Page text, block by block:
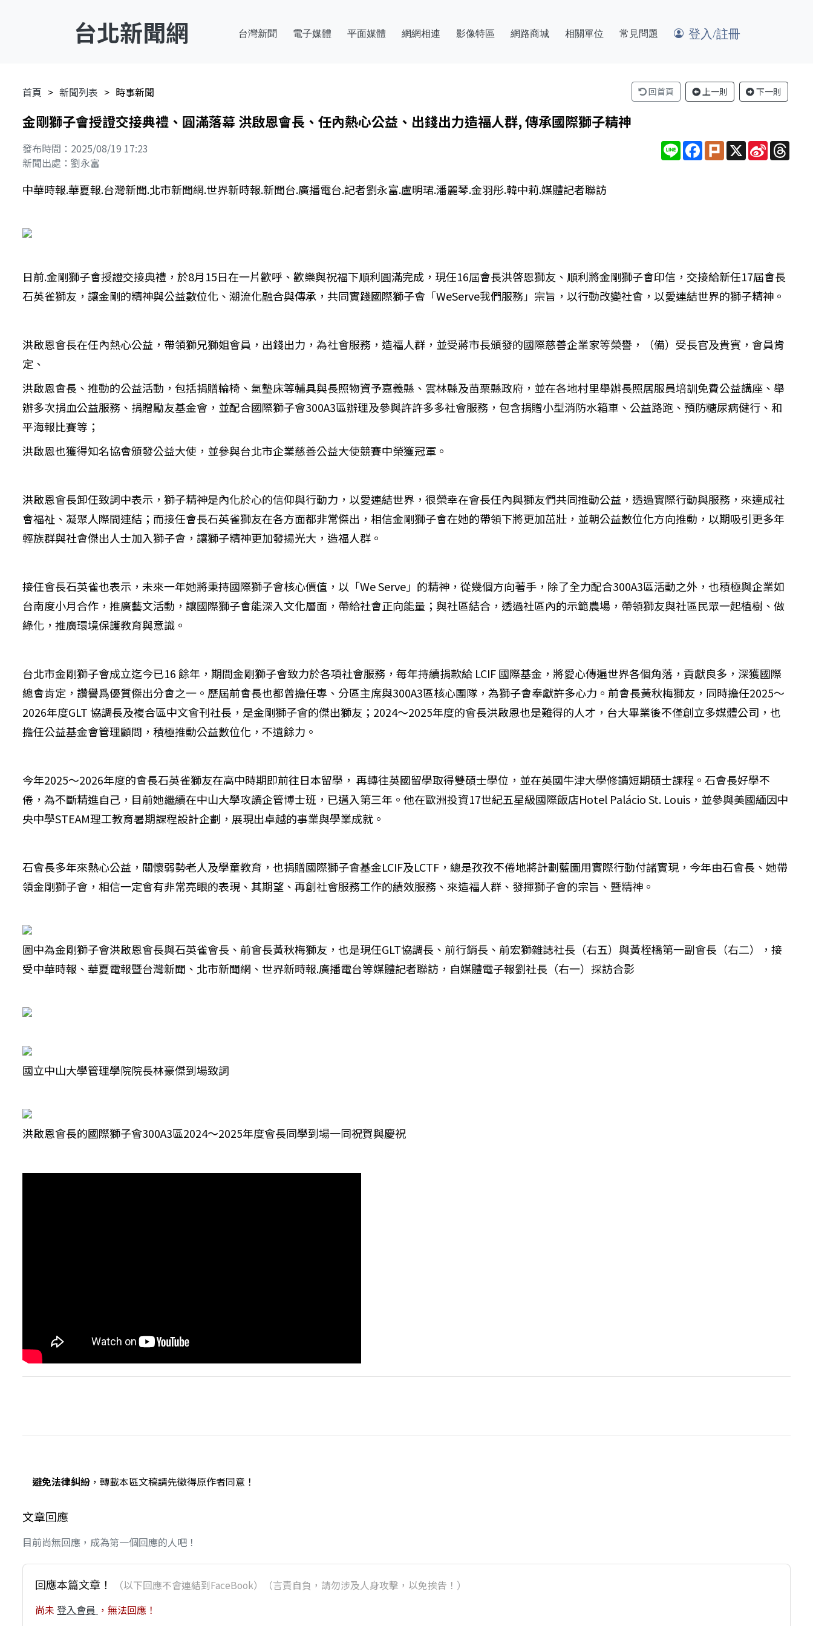
台北新聞網 台灣新聞 電子媒體 平面媒體 網網相連 影像特區 網路商城 相關單位 常見問題 登入/註冊
首頁 新聞列表 時事新聞 回首頁 上一則 下一則
金剛獅子會授證交接典禮、圓滿落幕 洪啟恩會長、任內熱心公益、出錢出力造福人群, 傳承國際獅子精神
發布時間：2025/08/19 17:23
新聞出處：劉永富
Line Facebook
PlurkX Sina
Weibo
中華時報.華夏報.台灣新聞.北市新聞網.世界新時報.新聞台.廣播電台.記者劉永富.盧明珺.潘麗琴.金羽彤.韓中莉.媒體記者聯訪
日前.金剛獅子會授證交接典禮，於8月15日在一片歡呼、歡樂與祝福下順利圓滿完成，現任16屆會長洪啓恩獅友、順利將金剛獅子會印信，交接給新任17屆會長
石英雀獅友，讓金剛的精神與公益數位化、潮流化融合與傳承，共同實踐國際獅子會「WeServe我們服務」宗旨，以行動改變社會，以愛連結世界的獅子精神。
洪啟恩會長在任內熱心公益，帶領獅兄獅姐會員，出錢出力，為社會服務，造福人群，並受蔣市長頒發的國際慈善企業家等榮譽，（備）受長官及貴賓，會員肯
定、
洪啟恩會長、推動的公益活動，包括捐贈輪椅、氣墊床等輔具與長照物資予嘉義縣、雲林縣及苗栗縣政府，並在各地村里舉辦長照居服員培訓免費公益講座、舉
辦多次捐血公益服務、捐贈勵友基金會，並配合國際獅子會300A3區辦理及參與許許多多社會服務，包含捐贈小型消防水箱車、公益路跑、預防糖尿病健行、和
平海報比賽等；
洪啟恩也獲得知名協會頒發公益大使，並參與台北市企業慈善公益大使競賽中榮獲冠軍。
洪啟恩會長卸任致詞中表示，獅子精神是內化於心的信仰與行動力，以愛連結世界，很榮幸在會長任內與獅友們共同推動公益，透過實際行動與服務，來達成社
會福祉、凝聚人際間連結；而接任會長石英雀獅友在各方面都非常傑出，相信金剛獅子會在她的帶領下將更加茁壯，並朝公益數位化方向推動，以期吸引更多年
輕族群與社會傑出人士加入獅子會，讓獅子精神更加發揚光大，造福人群。
接任會長石英雀也表示，未來一年她將秉持國際獅子會核心價值，以「We Serve」的精神，從幾個方向著手，除了全力配合300A3區活動之外，也積極與企業如
台南度小月合作，推廣藝文活動，讓國際獅子會能深入文化層面，帶給社會正向能量；與社區結合，透過社區內的示範農場，帶領獅友與社區民眾一起植樹、做
綠化，推廣環境保護教育與意識。
台北市金剛獅子會成立迄今已16 餘年，期間金剛獅子會致力於各項社會服務，每年持續捐款給 LCIF 國際基金，將愛心傳遍世界各個角落，貢獻良多，深獲國際
總會肯定，讚譽爲優質傑出分會之一。歷屆前會長也都曾擔任專、分區主席與300A3區核心團隊，為獅子會奉獻許多心力。前會長黃秋梅獅友，同時擔任2025～
2026年度GLT 協調長及複合區中文會刊社長，是金剛獅子會的傑出獅友；2024～2025年度的會長洪啟恩也是難得的人才，台大畢業後不僅創立多媒體公司，也
擔任公益基金會管理顧問，積極推動公益數位化，不遺餘力。
今年2025～2026年度的會長石英雀獅友在高中時期即前往日本留學， 再轉往英國留學取得雙碩士學位，並在英國牛津大學修讀短期碩士課程。石會長好學不
倦，為不斷精進自己，目前她繼續在中山大學攻讀企管博士班，已邁入第三年。他在歐洲投資17世紀五星級國際飯店Hotel Palácio St. Louis，並參與美國緬因中
央中學STEAM理工教育暑期課程設計企劃，展現出卓越的事業與學業成就。
石會長多年來熱心公益，關懷弱勢老人及學童教育，也捐贈國際獅子會基金LCIF及LCTF，總是孜孜不倦地將計劃藍圖用實際行動付諸實現，今年由石會長、她帶
領金剛獅子會，相信一定會有非常亮眼的表現、其期望、再創社會服務工作的績效服務、來造福人群、發揮獅子會的宗旨、暨精神。
圖中為金剛獅子會洪啟恩會長與石英雀會長、前會長黃秋梅獅友，也是現任GLT協調長、前行銷長、前宏獅雜誌社長（右五）與黃桎橋第一副會長（右二），接
受中華時報、華夏電報暨台灣新聞、北市新聞網、世界新時報.廣播電台等媒體記者聯訪，自媒體電子報劉社長（右一）採訪合影
國立中山大學管理學院院長林豪傑到場致詞
洪啟恩會長的國際獅子會300A3區2024～2025年度會長同學到場一同祝賀與慶祝
避免法律糾紛 ，轉載本區文稿請先徵得原作者同意！
文章回應
目前尚無回應，成為第一個回應的人吧！
回應本篇文章！ （以下回應不會連結到FaceBook）（言責自負，請勿涉及人身攻擊，以免挨告！）
尚未 登入會員 ，無法回應！